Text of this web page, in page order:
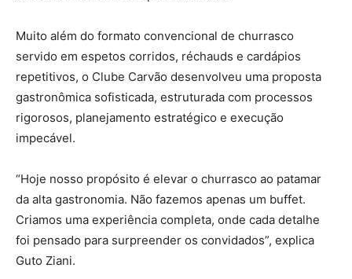
Muito além do formato convencional de churrasco
servido em espetos corridos, réchauds e cardápios
repetitivos, o Clube Carvão desenvolveu uma proposta
gastronômica sofisticada, estruturada com processos
rigorosos, planejamento estratégico e execução
impecável.
“Hoje nosso propósito é elevar o churrasco ao patamar
da alta gastronomia. Não fazemos apenas um buffet.
Criamos uma experiência completa, onde cada detalhe
foi pensado para surpreender os convidados”, explica
Guto Ziani.